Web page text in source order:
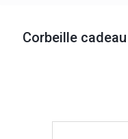
Corbeille